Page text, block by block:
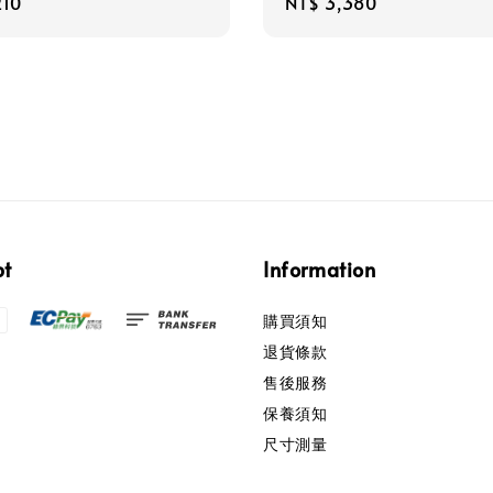
Information
購買須知
退貨條款
售後服務
保養須知
尺寸測量